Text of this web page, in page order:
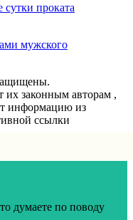
проката
мужского
их законным авторам ,
информацию из
ссылки
думаете по поводу